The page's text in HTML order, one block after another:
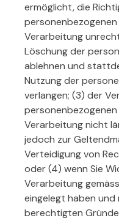
ermöglicht, die
Verarbeitung
Löschung der
ablehnen und
Nutzung der
verlangen; (3) der
Verarbeitung nicht
jedoch zur
Verteidigung von
oder (4) wenn Sie
Verarbeitung
eingelegt haben
berechtigten